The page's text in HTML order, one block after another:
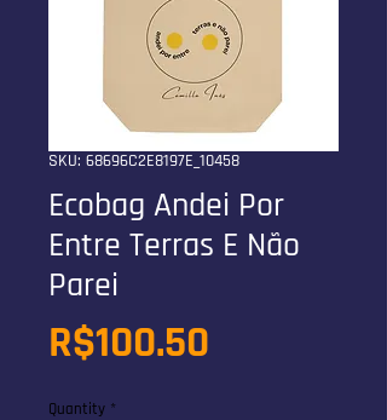
SKU: 68696C2E8197E_10458
Ecobag Andei Por
Entre Terras E Não
Parei
R$100.50
Quantity *